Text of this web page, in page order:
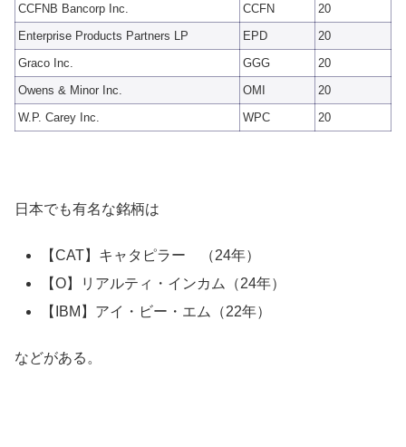
CCFNB Bancorp Inc.
CCFN
20
Enterprise Products Partners LP
EPD
20
Graco Inc.
GGG
20
Owens & Minor Inc.
OMI
20
W.P. Carey Inc.
WPC 20
日本でも有名な銘柄は
【CAT】キャタピラー （24年）
【O】リアルティ・インカム（24年）
【IBM】アイ・ビー・エム（22年）
などがある。